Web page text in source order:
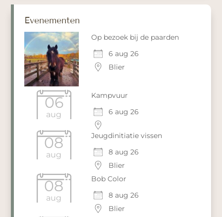
Evenementen
Op bezoek bij de paarden
6 aug 26
Blier
06
aug
Kampvuur
6 aug 26
08
aug
Jeugdinitiatie vissen
8 aug 26
Blier
08
aug
Bob Color
8 aug 26
Blier